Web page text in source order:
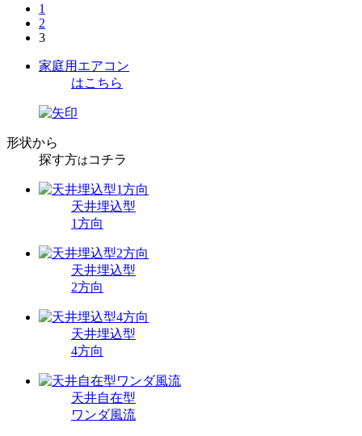
1
2
3
家庭用エアコン
はこちら
形状から
探す方は コチラ
天井埋込型
1方向
天井埋込型
2方向
天井埋込型
4方向
天井自在型
ワンダ風流